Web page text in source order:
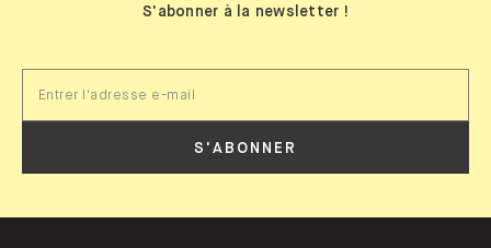
S'abonner à la newsletter !
S'ABONNER